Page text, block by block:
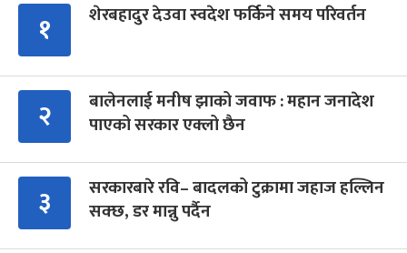
१ शेरबहादुर देउवा स्वदेश फर्किने समय परिवर्तन
२
बालेनलाई मनीष झाको जवाफ : महान जनादेश
पाएको सरकार एक्लो छैन
३
सरकारबारे रवि– बादलको टुक्रामा जहाज हल्लिन
सक्छ, डर मान्नु पर्दैन